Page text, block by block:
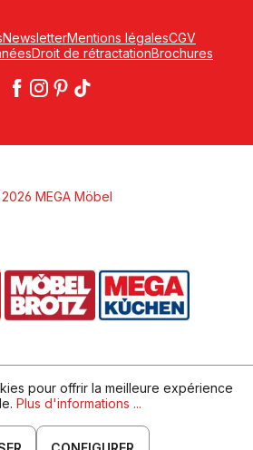
NewsletterMentions légalesCGV
Droit de rétractationBrochures
MEGA Möbel
pour offrir la meilleure expérience
Plus d'informations ...